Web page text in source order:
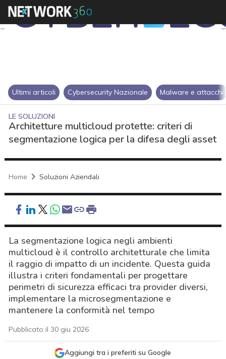
Ultimi articoli Cybersecurity Nazionale Malware e attacchi
LE SOLUZIONI
Architetture multicloud protette: criteri di
segmentazione logica per la difesa degli asset
Home Soluzioni Aziendali
La segmentazione logica negli ambienti
multicloud è il controllo architetturale che limita
il raggio di impatto di un incidente. Questa guida
illustra i criteri fondamentali per progettare
perimetri di sicurezza efficaci tra provider diversi,
implementare la microsegmentazione e
mantenere la conformità nel tempo
Pubblicato il 30 giu 2026
Aggiungi tra i preferiti su Google